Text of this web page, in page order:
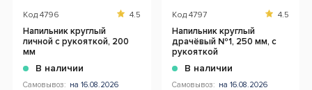
Код 4796 4.5
Напильник круглый
личной с рукояткой, 200
мм
В наличии
Самовывоз: на 16.08.2026
Код 4797 4.5
Напильник круглый
драчёвый №1, 250 мм, с
рукояткой
В наличии
Самовывоз: на 16.08.2026